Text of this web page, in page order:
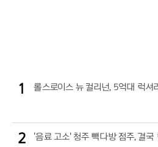
1 롤스로이스 뉴 컬리넌, 5억대 럭셔
2 '음료 고소' 청주 빽다방 점주, 결국